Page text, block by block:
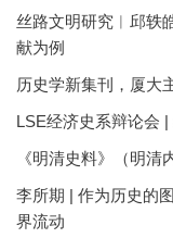
丝路文明研究︱邱轶
献为例
历史学新集刊，厦
LSE经济史系辩论会
《明清史料》（明清
李所期 | 作为历史的
界流动